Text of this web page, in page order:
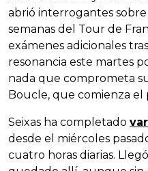
abrió interrogantes
semanas del Tour de
exámenes adicionales
resonancia este martes
nada que comprometa
Boucle, que comienza el
Seixas ha completado
desde el miércoles
cuatro horas diarias.